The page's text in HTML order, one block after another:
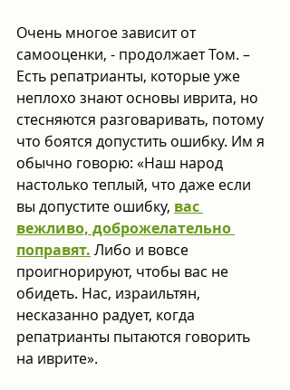
Очень многое зависит от
самооценки, - продолжает Том. –
Есть репатрианты, которые уже
неплохо знают основы иврита, но
стесняются разговаривать, потому
что боятся допустить ошибку. Им я
обычно говорю: «Наш народ
настолько теплый, что даже если
вы допустите ошибку, вас
вежливо, доброжелательно
поправят. Либо и вовсе
проигнорируют, чтобы вас не
обидеть. Нас, израильтян,
несказанно радует, когда
репатрианты пытаются говорить
на иврите».